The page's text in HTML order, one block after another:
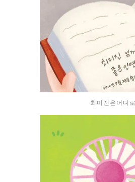
최미진은어디로